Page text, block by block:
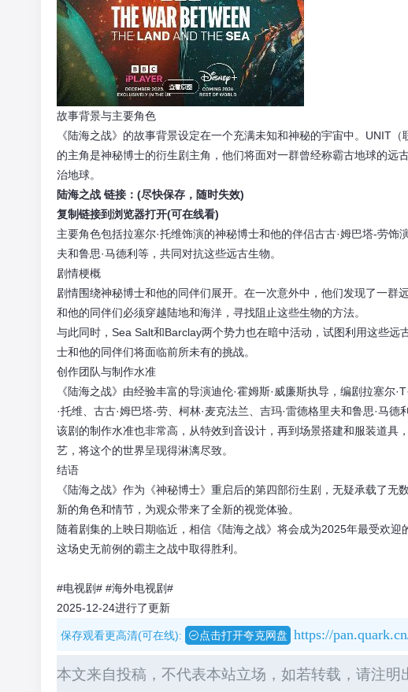
故事背景与主要角色
《陆海之战》的故事背景设定在一个充满未知和神秘的宇宙中。UNIT
的主角是神秘博士的衍生剧主角，他们将面对一群曾经称霸古地球的
治地球。
陆海之战 链接：(尽快保存，随时失效)
复制链接到浏览器打开(可在线看)
主要角色包括拉塞尔·托维饰演的神秘博士和他的伴侣古古·姆巴塔-劳饰
夫和鲁思·马德利等，共同对抗这些远古生物。
剧情梗概
剧情围绕神秘博士和他的同伴们展开。在一次意外中，他们发现了一
和他的同伴们必须穿越陆地和海洋，寻找阻止这些生物的方法。
与此同时，Sea Salt和Barclay两个势力也在暗中活动，试图利用这些
士和他的同伴们将面临前所未有的挑战。
创作团队与制作水准
《陆海之战》由经验丰富的导演迪伦·霍姆斯·威廉斯执导，编剧拉塞
·托维、古古·姆巴塔-劳、柯林·麦克法兰、吉玛·雷德格里夫和鲁思·马德
该剧的制作水准也非常高，从特效到音设计，再到场景搭建和服装道具
艺，将这个的世界呈现得淋漓尽致。
结语
《陆海之战》作为《神秘博士》重启后的第四部衍生剧，无疑承载了
新的角色和情节，为观众带来了全新的视觉体验。
随着剧集的上映日期临近，相信《陆海之战》将会成为2025年最受欢
这场史无前例的霸主之战中取得胜利。
#电视剧# #海外电视剧#
2025-12-24进行了更新
保存观看更高清(可在线): 点击打开夸克网盘 https://
本文来自投稿，不代表本站立场，如若转载，请注明